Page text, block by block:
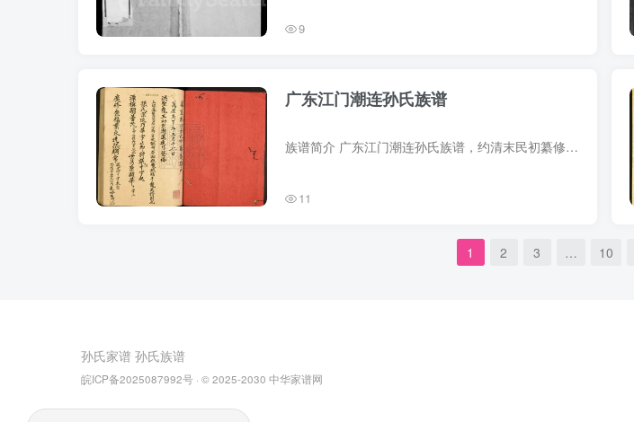
9
广东江门潮连孙氏族谱
族谱简介 广东江门潮连孙氏族谱，约清末民初纂修，1册。稿本，50余页。始祖孙天球，字汝求，号恒所，原居南雄府保昌县沙水里，仕宋理宗为广州路官，因家于华宁里。始迁祖孙维新，字肇基，号龙山...
11
1 2 3 … 10
孙氏家谱 孙氏族谱
皖ICP备2025087992号 · © 2025-2030 中华家谱网